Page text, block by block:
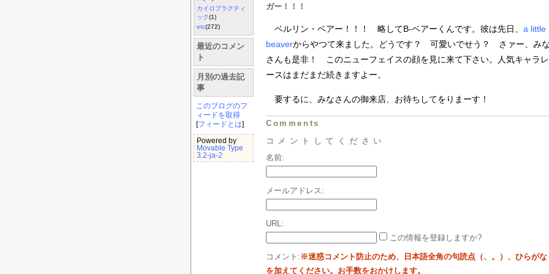
カイロプラクティ
ック(1)
etc(272)
最近のコメン
ト
月別の過去記
事
このブログのフ
ィードを取得
[フィードとは]
Powered by
Movable Type
3.2-ja-2
ガー！！！
ベルリン・ベアー！！！ 略してB-ベアーくんです。彼は先日、 a little
beaverからやつて来ました。どうです？ 可愛いでせう？ さァー、み
さんも是非！ このニューフェイスの顔を見に来て下さい。人気キャラレ
ースはまだまだ続きますよー。
要するに、みなさんの御来店、お待ちしてをりまーす！
Comments
コメントしてください
名前:
メールアドレス:
URL:
この情報を登録しますか?
コメント: ※迷惑コメント防止のため、日本語全角の句読点（、。）、ひらがな
を加えてください。お手数をおかけします。